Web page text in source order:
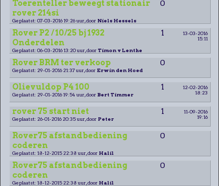
Toerenteller beweegt stationair
rover 214si
0
Geplaatst: 07-03-2016 19:26 uur, door Niels Hessels
Rover P2 / 10/25 bj 1932
Onderdelen
1
13-03-2016
15:11
Geplaatst: 06-03-2016 13:20 uur, door Timon v Lenthe
Rover BRM ter verkoop 0
Geplaatst: 29-01-2016 21:37 uur, door Erwin den Hoed
Olievuldop P4 100 1
12-02-2016
18:23
Geplaatst: 29-01-2016 19:54 uur, door Bert Timmer
rover 75 start niet 1
11-09-2016
19:16
Geplaatst: 26-01-2016 20:35 uur, door Peter
Rover75 afstandbediening
coderen
0
Geplaatst: 18-12-2015 22:38 uur, door Halil
Rover75 afstandbediening
coderen
0
Geplaatst: 18-12-2015 22:38 uur, door Halil